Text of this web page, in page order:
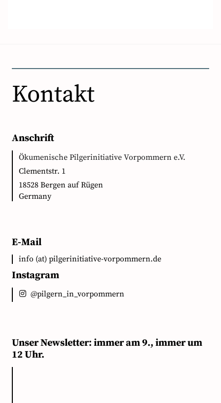
Kontakt
Anschrift
Ökumenische Pilgerinitiative Vorpommern e.V.
Clementstr. 1
18528 Bergen auf Rügen
Germany
E-Mail
info (at) pilgerinitiative-vorpommern.de
Instagram
@pilgern_in_vorpommern
Unser Newsletter: immer am 9., immer um
12 Uhr.